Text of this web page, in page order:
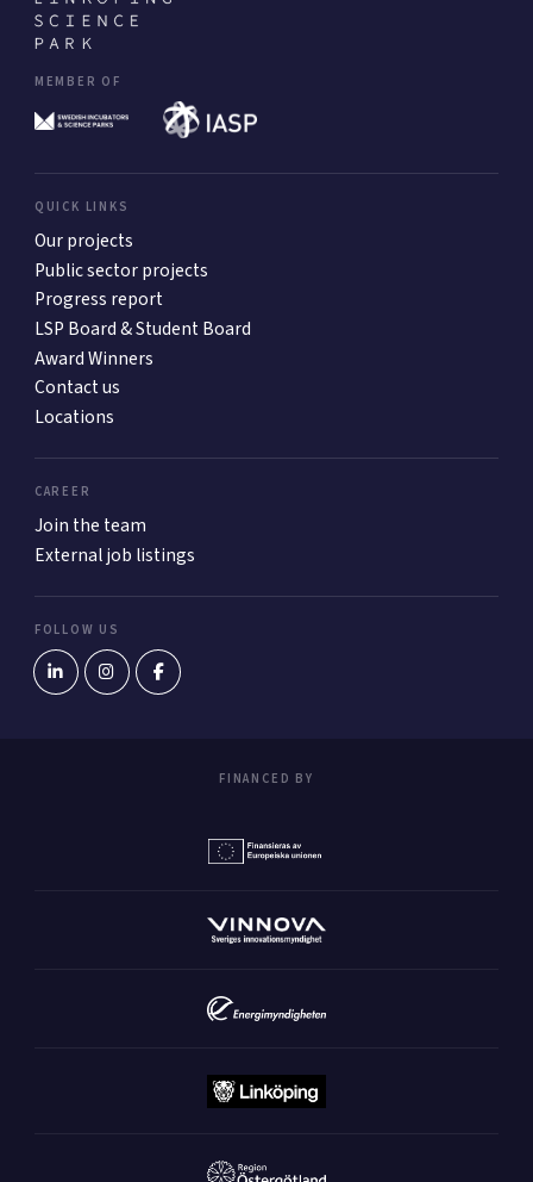
MEMBER OF
QUICK LINKS
Our projects
Public sector projects
Progress report
LSP Board & Student Board
Award Winners
Contact us
Locations
CAREER
Join the team
External job listings
FOLLOW US
FINANCED BY